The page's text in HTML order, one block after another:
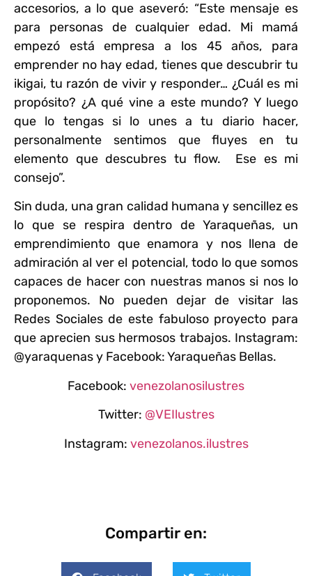
accesorios, a lo que aseveró: “Este mensaje es
para personas de cualquier edad. Mi mamá
empezó está empresa a los 45 años, para
emprender no hay edad, tienes que descubrir tu
ikigai, tu razón de vivir y responder… ¿Cuál es mi
propósito? ¿A qué vine a este mundo? Y luego
que lo tengas si lo unes a tu diario hacer,
personalmente sentimos que fluyes en tu
elemento que descubres tu flow. Ese es mi
consejo”.
Sin duda, una gran calidad humana y sencillez es
lo que se respira dentro de Yaraqueñas, un
emprendimiento que enamora y nos llena de
admiración al ver el potencial, todo lo que somos
capaces de hacer con nuestras manos si nos lo
proponemos. No pueden dejar de visitar las
Redes Sociales de este fabuloso proyecto para
que aprecien sus hermosos trabajos. Instagram:
@yaraquenas y Facebook: Yaraqueñas Bellas.
Facebook: venezolanosilustres
Twitter: @VEIlustres
Instagram: venezolanos.ilustres
Compartir en: